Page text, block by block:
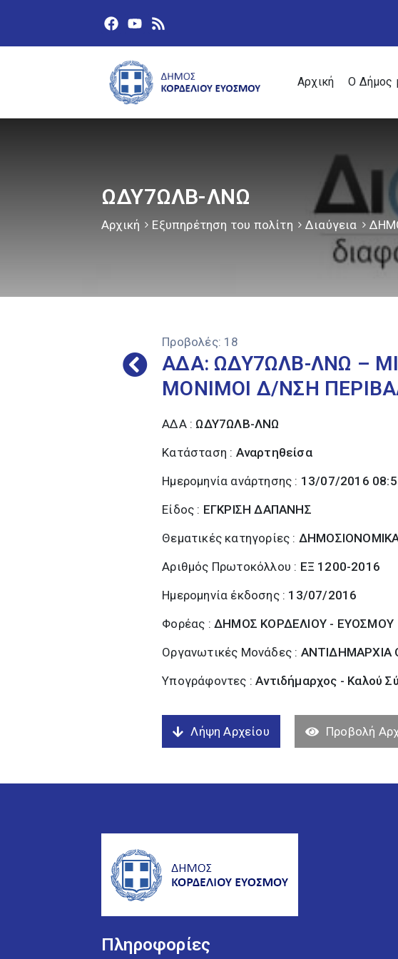
Αρχική Ο Δήμος
ΩΔΥ7ΩΛΒ-ΛΝΩ
Αρχική Εξυπηρέτηση του πολίτη Διαύγεια
Προβολές: 18
ΑΔΑ: ΩΔΥ7ΩΛΒ-ΛΝΩ –
ΜΟΝΙΜΟΙ Δ/ΝΣΗ
ΑΔΑ : ΩΔΥ7ΩΛΒ-ΛΝΩ
Κατάσταση : Αναρτηθείσα
Ημερομηνία ανάρτησης : 13/07/2016
Είδος : ΕΓΚΡΙΣΗ ΔΑΠΑΝΗΣ
Θεματικές κατηγορίες :
Αριθμός Πρωτοκόλλου : ΕΞ 1200-2016
Ημερομηνία έκδοσης : 13/07/2016
Φορέας :ΔΗΜΟΣ ΚΟΡΔΕΛΙΟΥ - ΕΥΟΣΜΟΥ
Οργανωτικές Μονάδες : ΑΝΤΙΔΗΜΑΡΧΙΑ
Υπογράφοντες :Αντιδήμαρχος - Καλού
Λήψη Αρχείου Προβολή
Πληροφορίες